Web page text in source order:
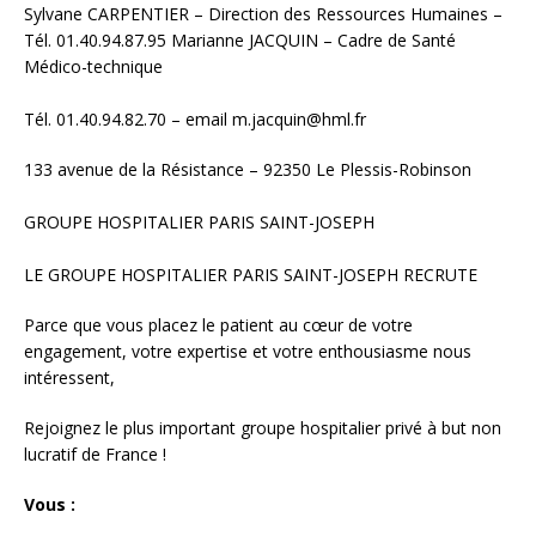
Sylvane CARPENTIER – Direction des Ressources Humaines –
Tél. 01.40.94.87.95 Marianne JACQUIN – Cadre de Santé
Médico-technique
Tél. 01.40.94.82.70 – email m.jacquin@hml.fr
133 avenue de la Résistance – 92350 Le Plessis-Robinson
GROUPE HOSPITALIER PARIS SAINT-JOSEPH
LE GROUPE HOSPITALIER PARIS SAINT-JOSEPH RECRUTE
Parce que vous placez le patient au cœur de votre
engagement, votre expertise et votre enthousiasme nous
intéressent,
Rejoignez le plus important groupe hospitalier privé à but non
lucratif de France !
Vous :